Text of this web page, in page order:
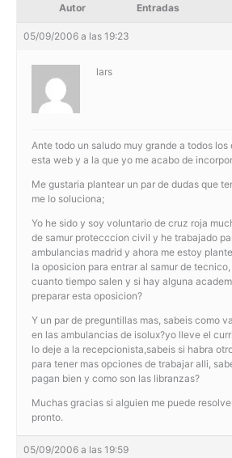
Autor Entradas
05/09/2006 a las 19:23
lars
Ante todo un saludo muy grande a todos
esta web y a la que yo me acabo de
Me gustaria plantear un par de dudas que
me lo soluciona;
Yo he sido y soy voluntario de cruz roja
de samur protecccion civil y he trabajado
ambulancias madrid y ahora me estoy
la oposicion para entrar al samur de
cuanto tiempo salen y si hay alguna
preparar esta oposicion?
Y un par de preguntillas mas, sabeis como
en las ambulancias de isolux?yo lleve el
lo deje a la recepcionista,sabeis si habra
para tener mas opciones de trabajar alli,
pagan bien y como son las libranzas?
Muchas gracias si alguien me puede
pronto.
05/09/2006 a las 19:59